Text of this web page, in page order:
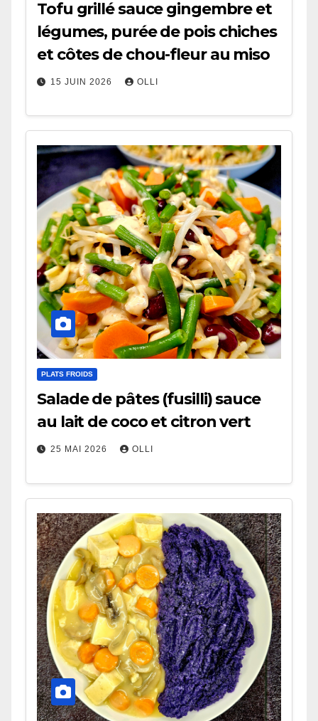
Tofu grillé sauce gingembre et
légumes, purée de pois chiches
et côtes de chou-fleur au miso
15 JUIN 2026 OLLI
PLATS FROIDS
Salade de pâtes (fusilli) sauce
au lait de coco et citron vert
25 MAI 2026 OLLI